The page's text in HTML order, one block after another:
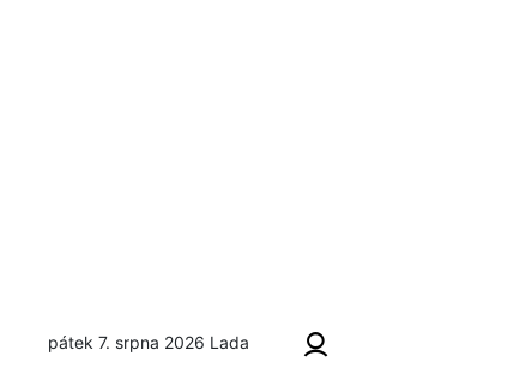
pátek 7. srpna 2026 Lada